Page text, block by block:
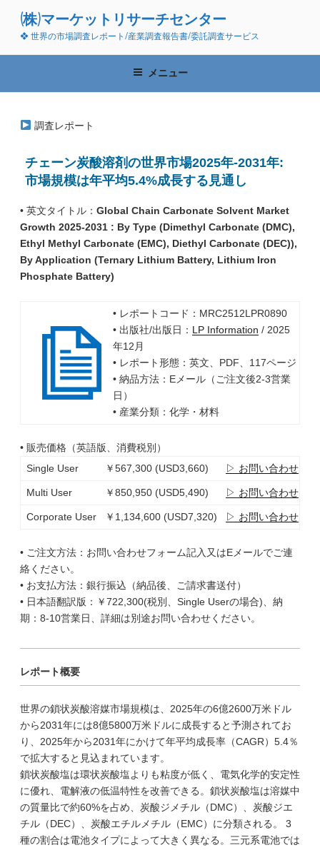
ン
(株)マーケットリサーチセンター
❖ 世界の市場調査レポート/産業調査報告書/委託調査サービス
メニュー
調査レポート
チェーン炭酸溶剤の世界市場2025年-2031年:
市場規模は年平均5.4%成長する見通し
• 英文タイトル： Global Chain Carbonate Solvent Market
Growth 2025-2031 : By Type (Dimethyl Carbonate (DMC),
Ethyl Methyl Carbonate (EMC), Diethyl Carbonate (DEC)),
By Application (Ternary Lithium Battery, Lithium Iron
Phosphate Battery)
• レポートコード：MRC2512LPR0890
• 出版社/出版日： LP Information / 2025
年12月
• レポート形態：英文、PDF、117ページ
• 納品方法：Eメール（ご注文後2-3営業
日）
• 産業分類：化学・材料
• 販売価格（英語版、消費税別）
Single User
￥567,300 (USD3,660) ▷ お問い合わせ
Multi User ￥850,950 (USD5,490) ▷ お問い合わせ
Corporate User ￥1,134,600 (USD7,320) ▷ お問い合わせ
• ご注文方法：お問い合わせフォーム記入又はEメールでご連
絡ください。
• お支払方法：銀行振込（納品後、ご請求書送付）
• 日本語翻訳版：￥722,300(税別、Single Userの場合)、納
期：8-10営業日、詳細は別途お問い合わせください。
レポート概要
世界の鎖状炭酸溶媒市場規模は、2025年の6億2600万米ドル
から2031年には8億5800万米ドルに成長すると予測されてお
り、2025年から2031年にかけて年平均成長率（CAGR）5.4％
で拡大すると見込まれています。
鎖状炭酸塩は環状炭酸塩よりも粘度が低く、電気化学的安定性
に優れ、電解液の低温特性を改善できる。鎖状炭酸塩は溶媒中
の質量比で約60%を占め、炭酸ジメチル（DMC）、炭酸ジエ
チル（DEC）、炭酸エチルメチル（EMC）に分類される。 3
種の割合は電池タイプによって大きく異なる。三元系電池では